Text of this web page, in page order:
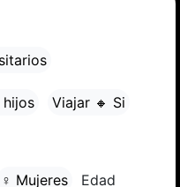
Viajar 🔸 Si
♀ Mujeres Edad